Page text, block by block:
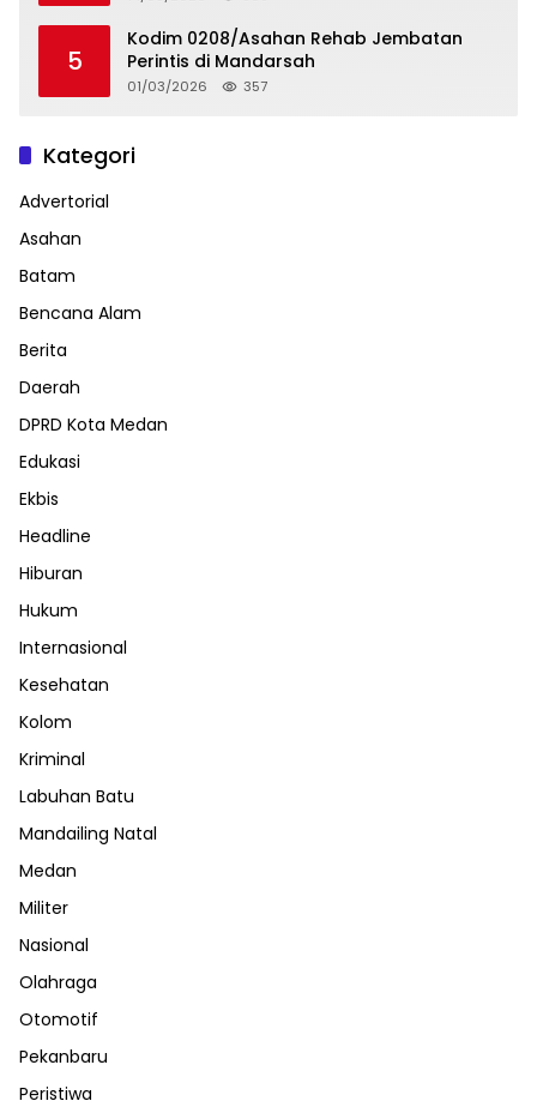
5
Kodim 0208/Asahan Rehab Jembatan
Perintis di Mandarsah
01/03/2026 357
Kategori
Advertorial
Asahan
Batam
Bencana Alam
Berita
Daerah
DPRD Kota Medan
Edukasi
Ekbis
Headline
Hiburan
Hukum
Internasional
Kesehatan
Kolom
Kriminal
Labuhan Batu
Mandailing Natal
Medan
Militer
Nasional
Olahraga
Otomotif
Pekanbaru
Peristiwa